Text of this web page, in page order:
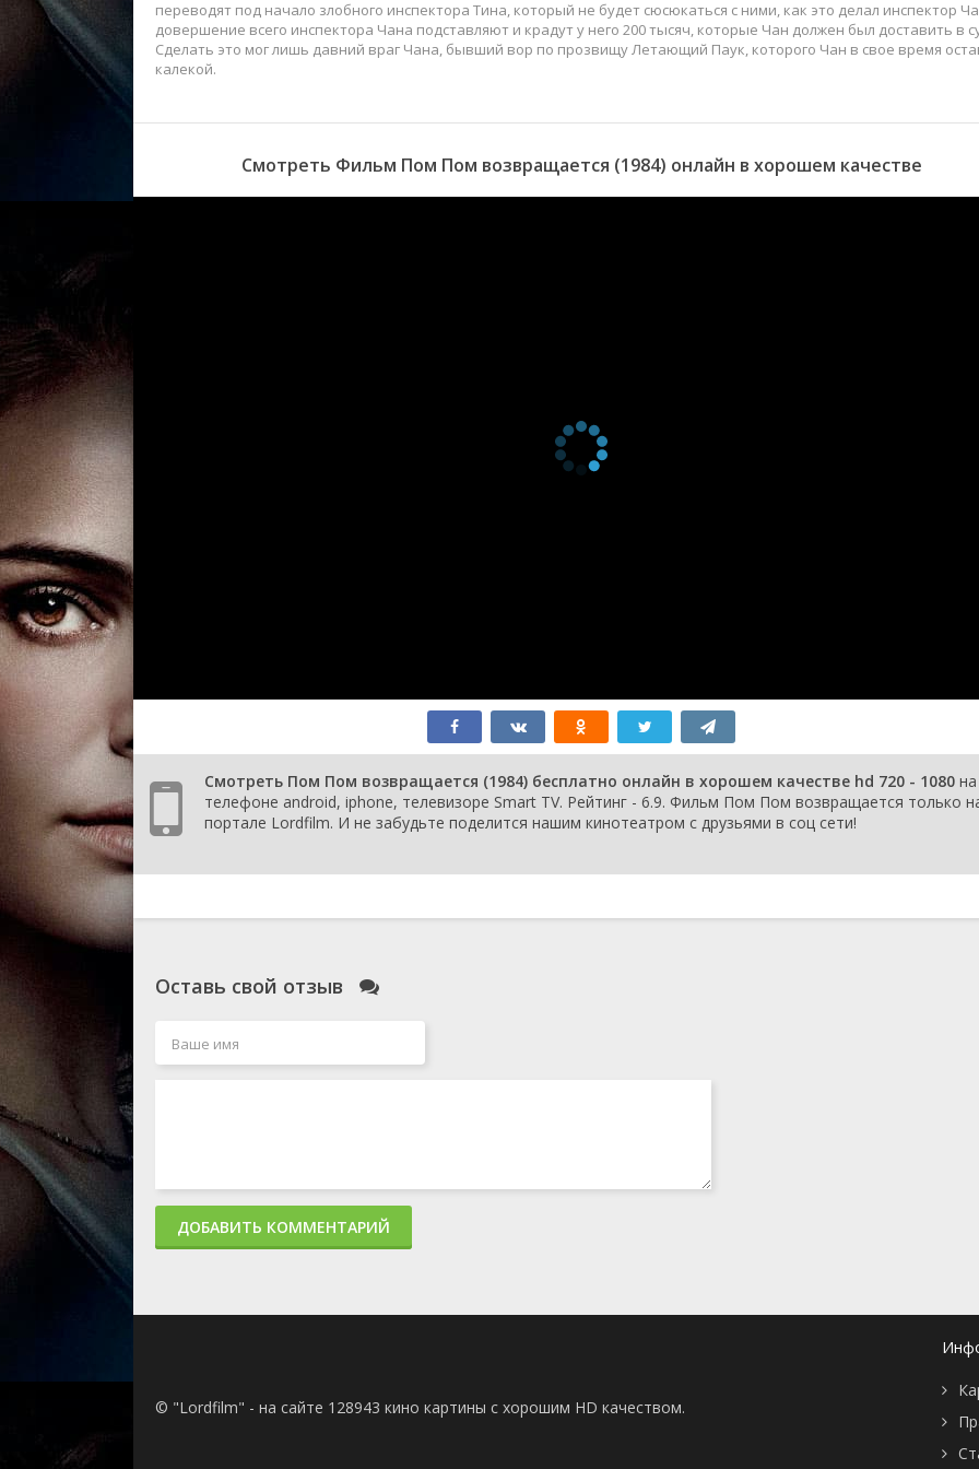
переводят под начало злобного инспектора Тина, который не будет сюсюкаться с ними, как это делал инспектор
довершение всего инспектора Чана подставляют и крадут у него 200 тысяч, которые Чан должен был доставить в
Сделать это мог лишь давний враг Чана, бывший вор по прозвищу Летающий Паук, которого Чан в свое время
калекой.
Смотреть Фильм Пом Пом возвращается (1984) онлайн в хорошем качестве
Смотреть Пом Пом возвращается (1984) бесплатно онлайн в хорошем качестве hd 720 - 1080 на
телефоне android, iphone, телевизоре Smart TV. Рейтинг - 6.9. Фильм Пом Пом возвращается только
портале Lordfilm. И не забудьте поделится нашим кинотеатром с друзьями в соц сети!
Оставь свой отзыв
ДОБАВИТЬ КОММЕНТАРИЙ
© "Lordfilm" - на сайте 128943 кино картины с хорошим HD качеством.